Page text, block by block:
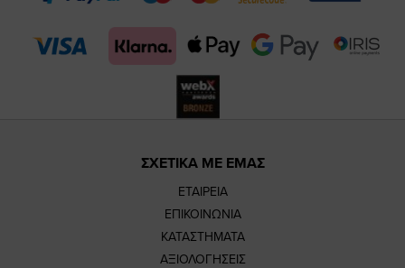
pagepage
ΣΧΕΤΙΚΑ ΜΕ ΕΜΑΣ
ΕΤΑΙΡΕΙΑ
ΕΠΙΚΟΙΝΩΝΙΑ
ΚΑΤΑΣΤΗΜΑΤΑ
ΑΞΙΟΛΟΓΗΣΕΙΣ